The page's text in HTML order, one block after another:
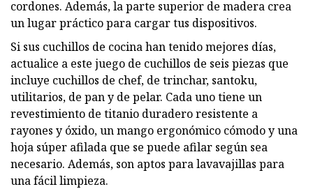
cordones. Además, la parte superior de madera crea
un lugar práctico para cargar tus dispositivos.
Si sus cuchillos de cocina han tenido mejores días,
actualice a este juego de cuchillos de seis piezas que
incluye cuchillos de chef, de trinchar, santoku,
utilitarios, de pan y de pelar. Cada uno tiene un
revestimiento de titanio duradero resistente a
rayones y óxido, un mango ergonómico cómodo y una
hoja súper afilada que se puede afilar según sea
necesario. Además, son aptos para lavavajillas para
una fácil limpieza.